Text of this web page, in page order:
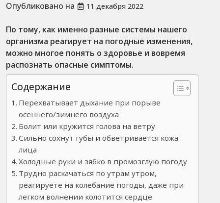
Опубликовано на
11 декабря 2022
По тому, как именно разные системы нашего
организма реагирует на погодные изменения,
можно многое понять о здоровье и вовремя
распознать опасные симптомы.
Содержание
Перехватывает дыхание при порыве
осеннего/зимнего воздуха
Болит или кружится голова на ветру
Сильно сохнут губы и обветривается кожа
лица
Холодные руки и зябко в промозглую погоду
Трудно раскачаться по утрам утром,
реагируете на колебание погоды, даже при
легком волнении колотится сердце